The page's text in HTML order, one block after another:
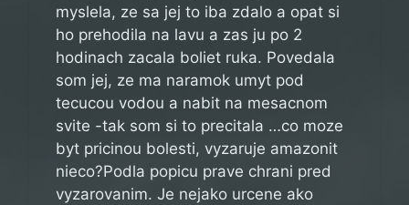
myslela, ze sa jej to iba zdalo a opat si
ho prehodila na lavu a zas ju po 2
hodinach zacala boliet ruka. Povedala
som jej, ze ma naramok umyt pod
tecucou vodou a nabit na mesacnom
svite -tak som si to precitala …co moze
byt pricinou bolesti, vyzaruje amazonit
nieco?Podla popicu prave chrani pred
vyzarovanim. Je nejako urcene ako